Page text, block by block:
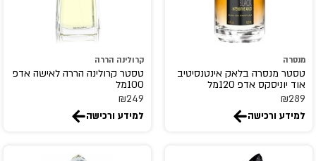
ATELIER DES ORS
atkinsons
ATTAR COLLECTION
AURORA SCENTS
azzaro
מנסרה
טסטר מנסרה בלאק אינטנסיטיב
אוד יוניסקס אדפ 120מל
₪289
למידע ורכישה
קרולינה הררה
טסטר קרולינה הררה לאישה אדפ
100מל
₪249
למידע ורכישה